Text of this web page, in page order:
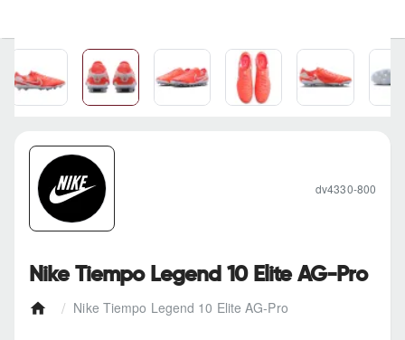
Nike Tiempo Legend 10 Elite AG-Pro
Nike Tiempo Legend 10 Elite AG-Pro
dv4330-800